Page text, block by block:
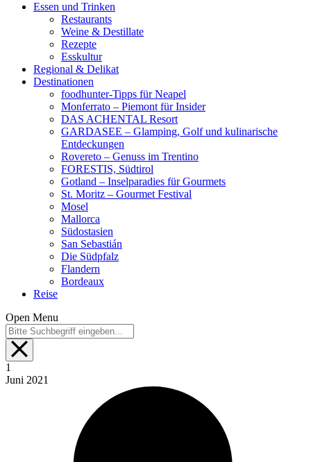
Essen und Trinken
Restaurants
Weine & Destillate
Rezepte
Esskultur
Regional & Delikat
Destinationen
foodhunter-Tipps für Neapel
Monferrato – Piemont für Insider
DAS ACHENTAL Resort
GARDASEE – Glamping, Golf und kulinarische
Entdeckungen
Rovereto – Genuss im Trentino
FORESTIS, Südtirol
Gotland – Inselparadies für Gourmets
St. Moritz – Gourmet Festival
Mosel
Mallorca
Südostasien
San Sebastián
Die Südpfalz
Flandern
Bordeaux
Reise
Open Menu
1
Juni 2021